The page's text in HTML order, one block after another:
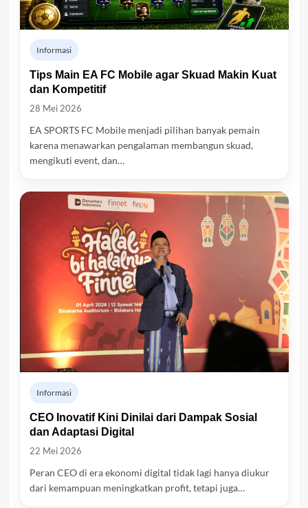
Informasi
Tips Main EA FC Mobile agar Skuad Makin Kuat
dan Kompetitif
28 Mei 2026
EA SPORTS FC Mobile menjadi pilihan banyak pemain
karena menawarkan pengalaman membangun skuad,
mengikuti event, dan…
Informasi
CEO Inovatif Kini Dinilai dari Dampak Sosial
dan Adaptasi Digital
22 Mei 2026
Peran CEO di era ekonomi digital tidak lagi hanya diukur
dari kemampuan meningkatkan profit, tetapi juga…